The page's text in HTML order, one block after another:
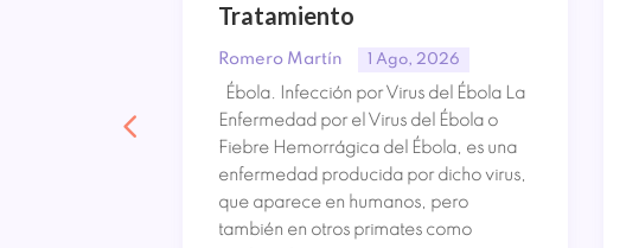
Tratamiento
Romero Martín 1 Ago, 2026
Ébola. Infección por Virus del Ébola La
Enfermedad por el Virus del Ébola o
Fiebre Hemorrágica del Ébola, es una
enfermedad producida por dicho virus,
que aparece en humanos, pero
también en otros primates como